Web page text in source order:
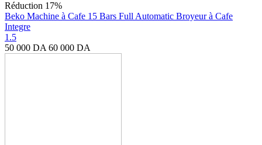
Réduction 17%
Beko Machine à Cafe 15 Bars Full Automatic Broyeur à Cafe
Integre
1.5
50 000 DA 60 000 DA